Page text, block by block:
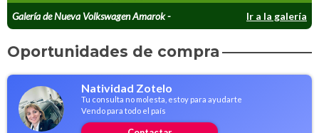
Galería de Nueva Volkswagen Amarok -
Adelantos
Ir a la galería
Oportunidades de compra
Natividad Zotelo
Tu consulta no molesta, estoy para ayudarte
Vendo para todo el país